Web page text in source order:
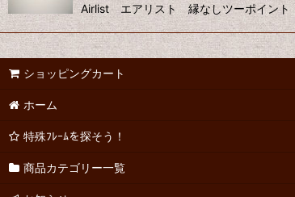
Airlist エアリスト 縁なしツーポイント
ショッピングカート
ホーム
特殊ﾌﾚｰﾑを探そう！
商品カテゴリー一覧